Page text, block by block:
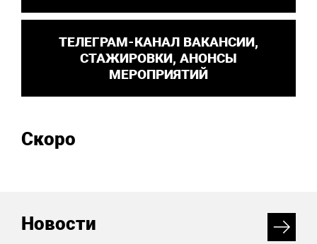
ТЕЛЕГРАМ-КАНАЛ ВАКАНСИИ,
СТАЖИРОВКИ, АНОНСЫ
МЕРОПРИЯТИЙ
Скоро
Новости